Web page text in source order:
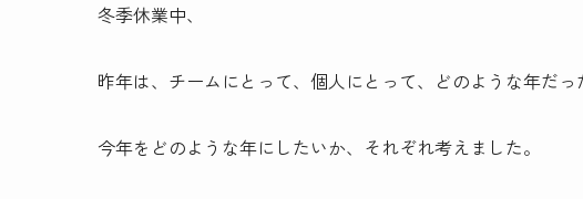
冬季休業中、
昨年は、チームにとって、個人にとって、どのような年だっ
今年をどのような年にしたいか、それぞれ考えました。